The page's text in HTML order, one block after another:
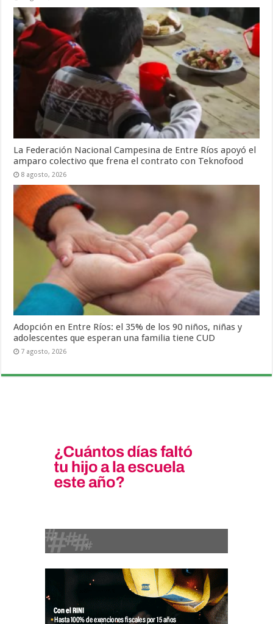
La Federación Nacional Campesina de Entre Ríos apoyó el
amparo colectivo que frena el contrato con Teknofood
8 agosto, 2026
Adopción en Entre Ríos: el 35% de los 90 niños, niñas y
adolescentes que esperan una familia tiene CUD
7 agosto, 2026